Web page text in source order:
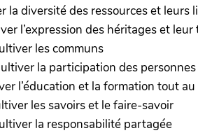
la diversité des ressources et leurs
l’expression des héritages et
les communs
la participation des
l’éducation et la formation tout
les savoirs et le faire-savoir
la responsabilité partagée